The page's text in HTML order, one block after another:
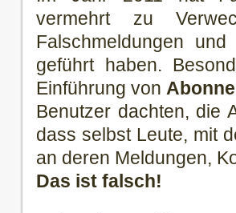
vermehrt zu
Falschmeldungen
geführt haben.
Einführung von
Benutzer dachten, die
dass selbst Leute, mit
an deren Meldungen,
Das ist falsch!